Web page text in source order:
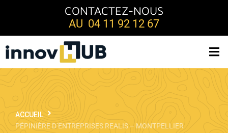
CONTACTEZ-NOUS
AU 04 11 92 12 67
ACCUEIL
PÉPINIÈRE D’ENTREPRISES REALIS – MONTPELLIER